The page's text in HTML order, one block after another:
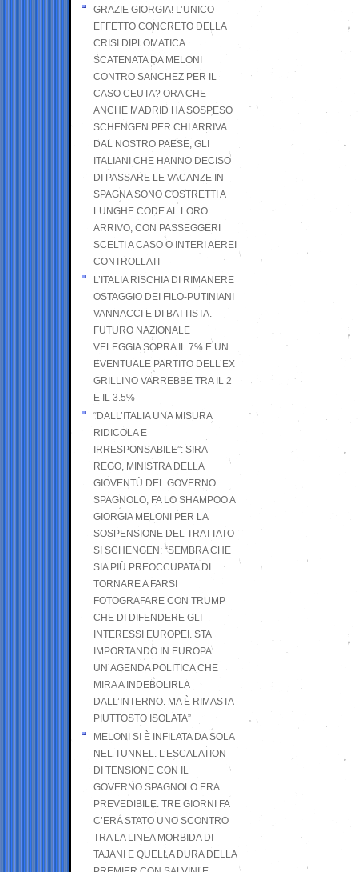
GRAZIE GIORGIA! L’UNICO
EFFETTO CONCRETO DELLA
CRISI DIPLOMATICA
SCATENATA DA MELONI
CONTRO SANCHEZ PER IL
CASO CEUTA? ORA CHE
ANCHE MADRID HA SOSPESO
SCHENGEN PER CHI ARRIVA
DAL NOSTRO PAESE, GLI
ITALIANI CHE HANNO DECISO
DI PASSARE LE VACANZE IN
SPAGNA SONO COSTRETTI A
LUNGHE CODE AL LORO
ARRIVO, CON PASSEGGERI
SCELTI A CASO O INTERI AEREI
CONTROLLATI
L’ITALIA RISCHIA DI RIMANERE
OSTAGGIO DEI FILO-PUTINIANI
VANNACCI E DI BATTISTA.
FUTURO NAZIONALE
VELEGGIA SOPRA IL 7% E UN
EVENTUALE PARTITO DELL’EX
GRILLINO VARREBBE TRA IL 2
E IL 3.5%
“DALL’ITALIA UNA MISURA
RIDICOLA E
IRRESPONSABILE”: SIRA
REGO, MINISTRA DELLA
GIOVENTÙ DEL GOVERNO
SPAGNOLO, FA LO SHAMPOO A
GIORGIA MELONI PER LA
SOSPENSIONE DEL TRATTATO
SI SCHENGEN: “SEMBRA CHE
SIA PIÙ PREOCCUPATA DI
TORNARE A FARSI
FOTOGRAFARE CON TRUMP
CHE DI DIFENDERE GLI
INTERESSI EUROPEI. STA
IMPORTANDO IN EUROPA
UN’AGENDA POLITICA CHE
MIRA A INDEBOLIRLA
DALL’INTERNO. MA È RIMASTA
PIUTTOSTO ISOLATA”
MELONI SI È INFILATA DA SOLA
NEL TUNNEL. L’ESCALATION
DI TENSIONE CON IL
GOVERNO SPAGNOLO ERA
PREVEDIBILE: TRE GIORNI FA
C’ERA STATO UNO SCONTRO
TRA LA LINEA MORBIDA DI
TAJANI E QUELLA DURA DELLA